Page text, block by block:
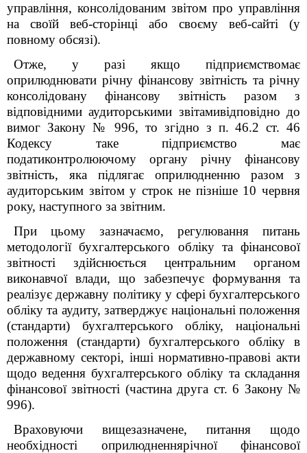
управління, консолідованим звітом про управління
на своїй веб-сторінці або своєму веб-сайті (у
повному обсязі).
Отже, у разі якщо підприємствомає
оприлюднювати річну фінансову звітність та річну
консолідовану фінансову звітність разом з
відповідними аудиторськими звітамивідповідно до
вимог Закону № 996, то згідно з п. 46.2 ст. 46
Кодексу таке підприємство має
податиконтролюючому органу річну фінансову
звітність, яка підлягає оприлюдненню разом з
аудиторським звітом у строк не пізніше 10 червня
року, наступного за звітним.
При цьому зазначаємо, регулювання питань
методології бухгалтерського обліку та фінансової
звітності здійснюється центральним органом
виконавчої влади, що забезпечує формування та
реалізує державну політику у сфері бухгалтерського
обліку та аудиту, затверджує національні положення
(стандарти) бухгалтерського обліку, національні
положення (стандарти) бухгалтерського обліку в
державному секторі, інші нормативно-правові акти
щодо ведення бухгалтерського обліку та складання
фінансової звітності (частина друга ст. 6 Закону №
996).
Враховуючи вищезазначене, питання щодо
необхідності оприлюдненнярічної фінансової